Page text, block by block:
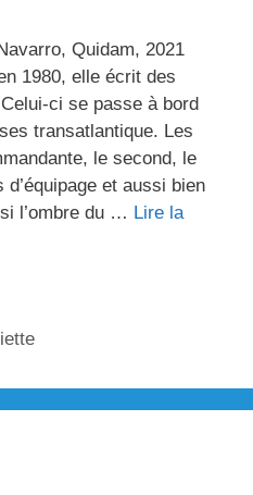
Quidam, 2021
1980, elle écrit des
ci se passe à bord
transatlantique. Les
le second, le
et aussi bien
l’ombre du … Lire la